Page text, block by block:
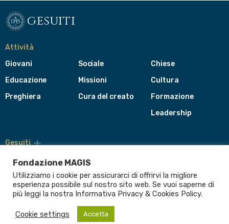
gesuiti
Attività
Giovani
Educazione
Preghiera
Sociale
Missioni
Cura del creato
Chiese
Cultura
Formazione
Leadership
Gesuiti
di
navigazione
del
footer
Compagnia di Gesù
CEP - Conferenza delle Province Europee
Provincia Euro-Mediterranea
Albania
Italia Malta Romania
Fondazione MAGIS
Utilizziamo i cookie per assicurarci di offrirvi la migliore
esperienza possibile sul nostro sito web. Se vuoi saperne di
più leggi la nostra Informativa Privacy & Cookies Policy.
Cookie settings Accetta